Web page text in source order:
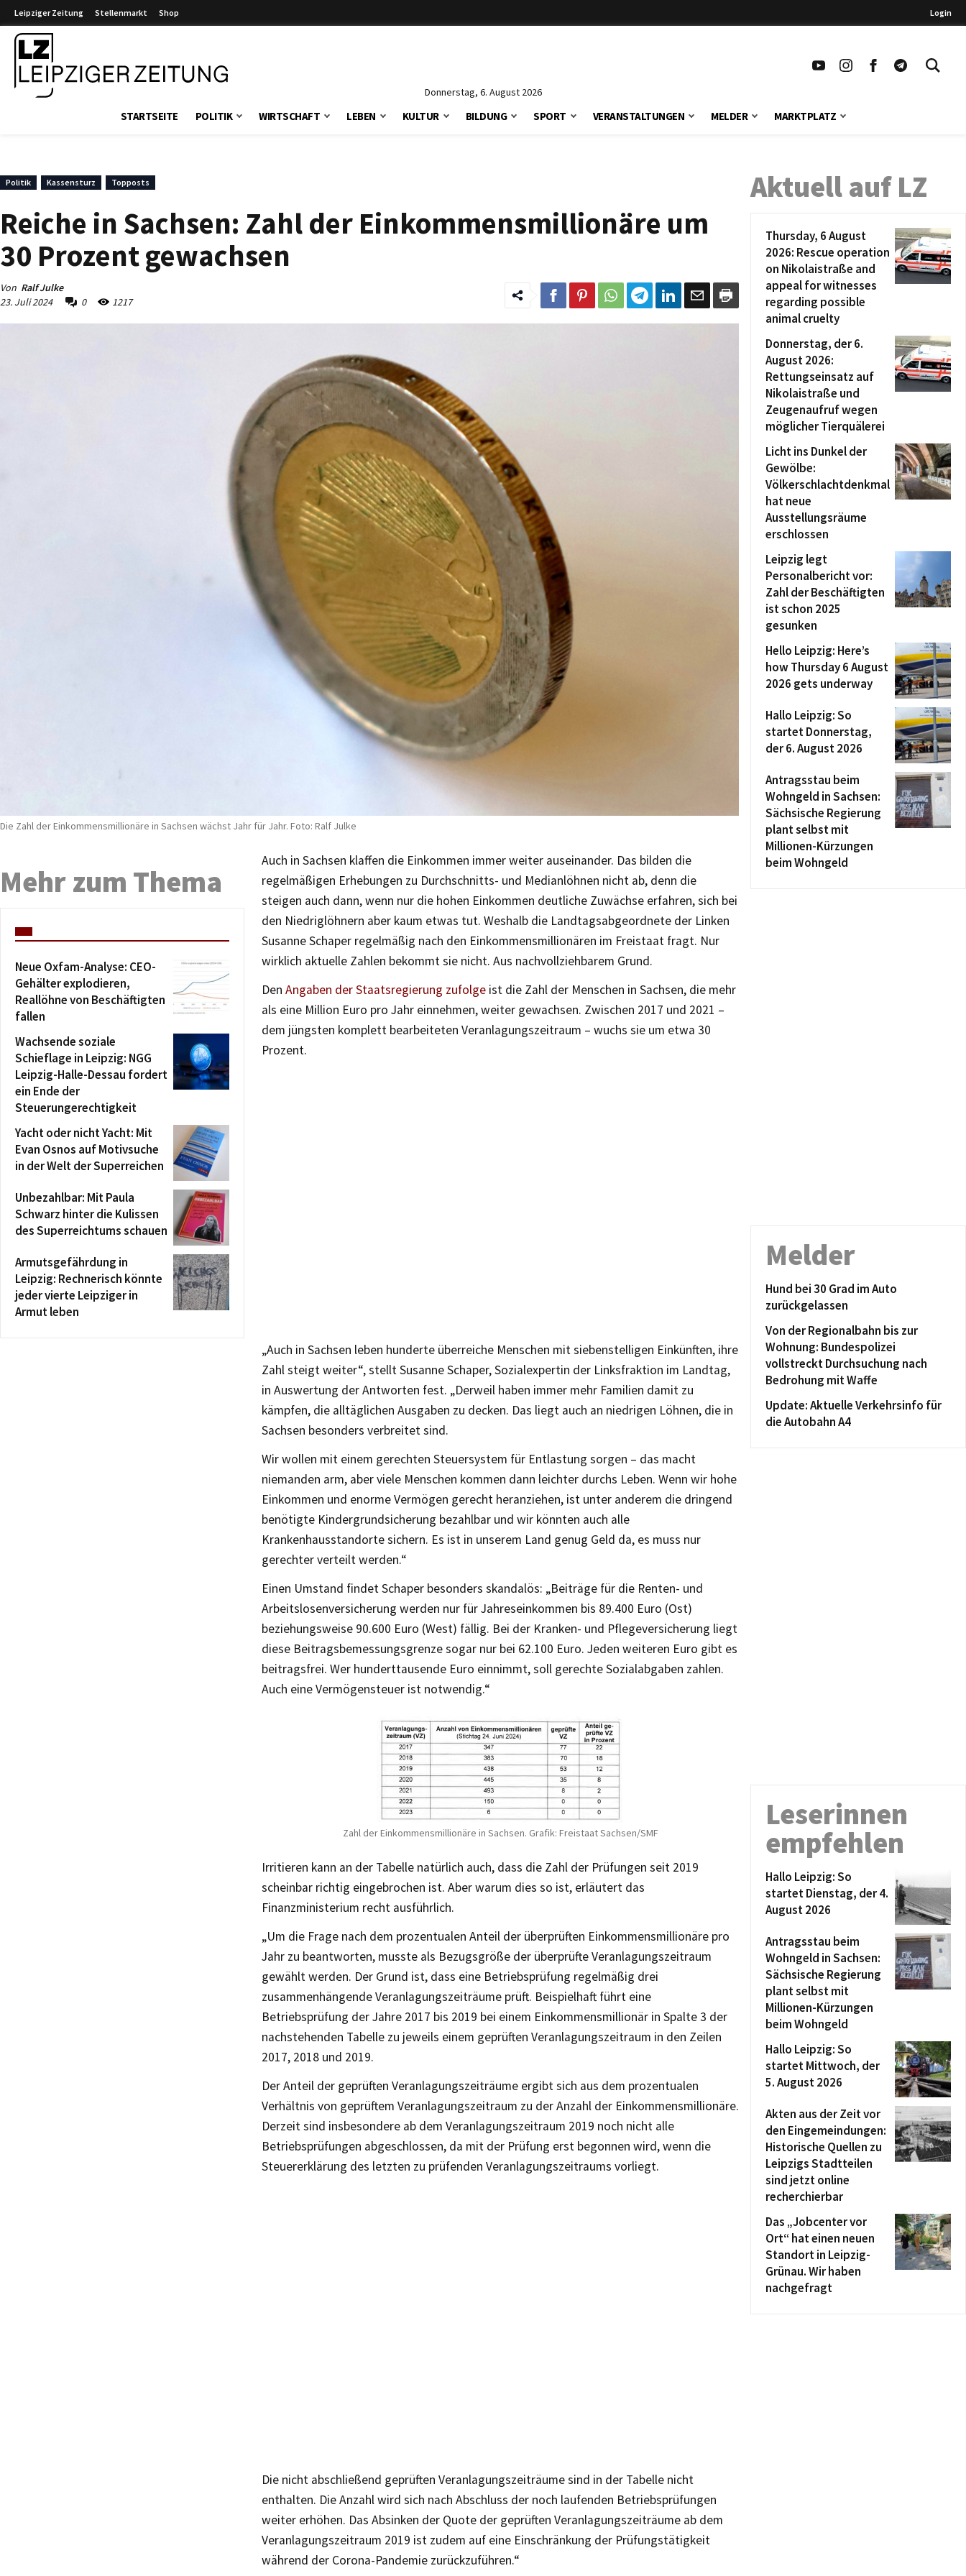
Leipziger Zeitung Stellenmarkt Shop Login
Donnerstag, 6. August 2026
STARTSEITE POLITIK WIRTSCHAFT LEBEN KULTUR BILDUNG SPORT VERANSTALTUNGEN MELDER MARKTPLATZ
Politik Kassensturz Topposts
Reiche in Sachsen: Zahl der Einkommensmillionäre um
30 Prozent gewachsen
Von Ralf Julke
23. Juli 2024
0 1217
Die Zahl der Einkommensmillionäre in Sachsen wächst Jahr für Jahr. Foto: Ralf Julke
Auch in Sachsen klaffen die Einkommen immer weiter auseinander. Das bilden die
regelmäßigen Erhebungen zu Durchschnitts- und Medianlöhnen nicht ab, denn die
steigen auch dann, wenn nur die hohen Einkommen deutliche Zuwächse erfahren, sich bei
den Niedriglöhnern aber kaum etwas tut. Weshalb die Landtagsabgeordnete der Linken
Susanne Schaper regelmäßig nach den Einkommensmillionären im Freistaat fragt. Nur
wirklich aktuelle Zahlen bekommt sie nicht. Aus nachvollziehbarem Grund.
Den Angaben der Staatsregierung zufolge ist die Zahl der Menschen in Sachsen, die mehr
als eine Million Euro pro Jahr einnehmen, weiter gewachsen. Zwischen 2017 und 2021 –
dem jüngsten komplett bearbeiteten Veranlagungszeitraum – wuchs sie um etwa 30
Prozent.
„Auch in Sachsen leben hunderte überreiche Menschen mit siebenstelligen Einkünften, ihre
Zahl steigt weiter“, stellt Susanne Schaper, Sozialexpertin der Linksfraktion im Landtag,
in Auswertung der Antworten fest. „Derweil haben immer mehr Familien damit zu
kämpfen, die alltäglichen Ausgaben zu decken. Das liegt auch an niedrigen Löhnen, die in
Sachsen besonders verbreitet sind.
Wir wollen mit einem gerechten Steuersystem für Entlastung sorgen – das macht
niemanden arm, aber viele Menschen kommen dann leichter durchs Leben. Wenn wir hohe
Einkommen und enorme Vermögen gerecht heranziehen, ist unter anderem die dringend
benötigte Kindergrundsicherung bezahlbar und wir könnten auch alle
Krankenhausstandorte sichern. Es ist in unserem Land genug Geld da, es muss nur
gerechter verteilt werden.“
Einen Umstand findet Schaper besonders skandalös: „Beiträge für die Renten- und
Arbeitslosenversicherung werden nur für Jahreseinkommen bis 89.400 Euro (Ost)
beziehungsweise 90.600 Euro (West) fällig. Bei der Kranken- und Pflegeversicherung liegt
diese Beitragsbemessungsgrenze sogar nur bei 62.100 Euro. Jeden weiteren Euro gibt es
beitragsfrei. Wer hunderttausende Euro einnimmt, soll gerechte Sozialabgaben zahlen.
Auch eine Vermögensteuer ist notwendig.“
Zahl der Einkommensmillionäre in Sachsen. Grafik: Freistaat Sachsen/SMF
Irritieren kann an der Tabelle natürlich auch, dass die Zahl der Prüfungen seit 2019
scheinbar richtig eingebrochen ist. Aber warum dies so ist, erläutert das
Finanzministerium recht ausführlich.
„Um die Frage nach dem prozentualen Anteil der überprüften Einkommensmillionäre pro
Jahr zu beantworten, musste als Bezugsgröße der überprüfte Veranlagungszeitraum
gewählt werden. Der Grund ist, dass eine Betriebsprüfung regelmäßig drei
zusammenhängende Veranlagungszeiträume prüft. Beispielhaft führt eine
Betriebsprüfung der Jahre 2017 bis 2019 bei einem Einkommensmillionär in Spalte 3 der
nachstehenden Tabelle zu jeweils einem geprüften Veranlagungszeitraum in den Zeilen
2017, 2018 und 2019.
Der Anteil der geprüften Veranlagungszeiträume ergibt sich aus dem prozentualen
Verhältnis von geprüftem Veranlagungszeitraum zu der Anzahl der Einkommensmillionäre.
Derzeit sind insbesondere ab dem Veranlagungszeitraum 2019 noch nicht alle
Betriebsprüfungen abgeschlossen, da mit der Prüfung erst begonnen wird, wenn die
Steuererklärung des letzten zu prüfenden Veranlagungszeitraums vorliegt.
Die nicht abschließend geprüften Veranlagungszeiträume sind in der Tabelle nicht
enthalten. Die Anzahl wird sich nach Abschluss der noch laufenden Betriebsprüfungen
weiter erhöhen. Das Absinken der Quote der geprüften Veranlagungszeiträume ab dem
Veranlagungszeitraum 2019 ist zudem auf eine Einschränkung der Prüfungstätigkeit
während der Corona-Pandemie zurückzuführen.“
Mehr zum Thema
Neue Oxfam-Analyse: CEO-
Gehälter explodieren,
Reallöhne von Beschäftigten
fallen
Wachsende soziale
Schieflage in Leipzig: NGG
Leipzig-Halle-Dessau fordert
ein Ende der
Steuerungerechtigkeit
Yacht oder nicht Yacht: Mit
Evan Osnos auf Motivsuche
in der Welt der Superreichen
Unbezahlbar: Mit Paula
Schwarz hinter die Kulissen
des Superreichtums schauen
Armutsgefährdung in
Leipzig: Rechnerisch könnte
jeder vierte Leipziger in
Armut leben
Aktuell auf LZ
Thursday, 6 August
2026: Rescue operation
on Nikolaistraße and
appeal for witnesses
regarding possible
animal cruelty
Donnerstag, der 6.
August 2026:
Rettungseinsatz auf
Nikolaistraße und
Zeugenaufruf wegen
möglicher Tierquälerei
Licht ins Dunkel der
Gewölbe:
Völkerschlachtdenkmal
hat neue
Ausstellungsräume
erschlossen
Leipzig legt
Personalbericht vor:
Zahl der Beschäftigten
ist schon 2025
gesunken
Hello Leipzig: Here’s
how Thursday 6 August
2026 gets underway
Hallo Leipzig: So
startet Donnerstag,
der 6. August 2026
Antragsstau beim
Wohngeld in Sachsen:
Sächsische Regierung
plant selbst mit
Millionen-Kürzungen
beim Wohngeld
Melder
Hund bei 30 Grad im Auto
zurückgelassen
Von der Regionalbahn bis zur
Wohnung: Bundespolizei
vollstreckt Durchsuchung nach
Bedrohung mit Waffe
Update: Aktuelle Verkehrsinfo für
die Autobahn A4
Leserinnen
empfehlen
Hallo Leipzig: So
startet Dienstag, der 4.
August 2026
Antragsstau beim
Wohngeld in Sachsen:
Sächsische Regierung
plant selbst mit
Millionen-Kürzungen
beim Wohngeld
Hallo Leipzig: So
startet Mittwoch, der
5. August 2026
Akten aus der Zeit vor
den Eingemeindungen:
Historische Quellen zu
Leipzigs Stadtteilen
sind jetzt online
recherchierbar
Das „Jobcenter vor
Ort“ hat einen neuen
Standort in Leipzig-
Grünau. Wir haben
nachgefragt